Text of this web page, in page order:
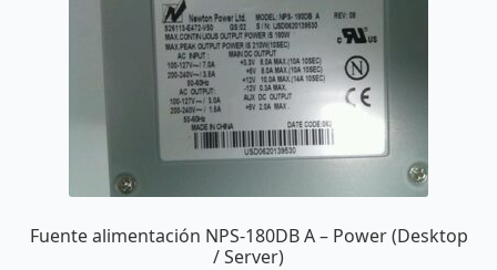
Fuente alimentación NPS-180DB A – Power (Desktop
/ Server)